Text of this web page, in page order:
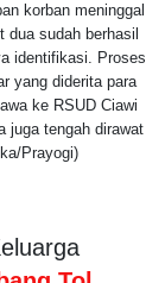
korban meninggal
sudah berhasil
identifikasi. Proses
yang diderita para
ke RSUD Ciawi
juga tengah dirawat
Prayogi)